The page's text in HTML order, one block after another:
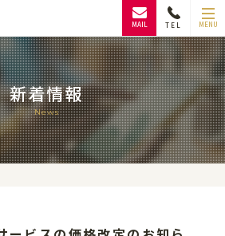
MAIL TEL MENU
新着情報
News